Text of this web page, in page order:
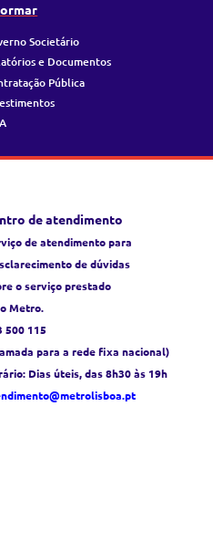
Societário
e Documentos
Pública
de atendimento
de atendimento para
de dúvidas
o serviço prestado
Metro.
500 115
para a rede fixa nacional)
Dias úteis, das 8h30 às 19h